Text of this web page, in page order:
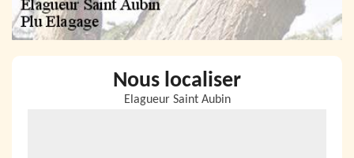
Nous localiser
Elagueur Saint Aubin